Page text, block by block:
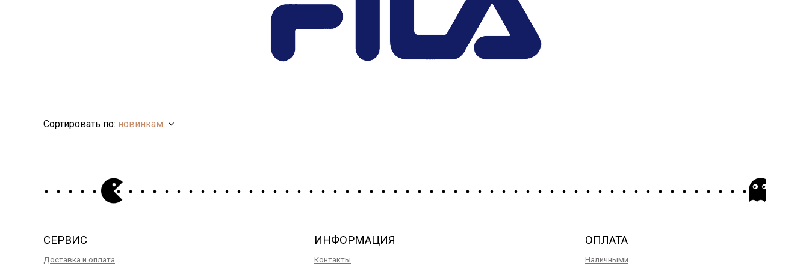
Сортировать по: новинкам
СЕРВИС
Доставка и оплата
ИНФОРМАЦИЯ
Контакты
ОПЛАТА
Наличными